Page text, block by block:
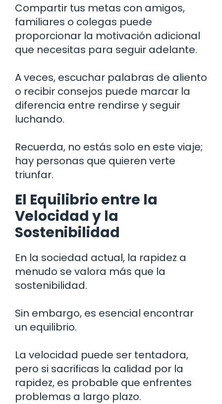
Compartir tus metas con amigos,
familiares o colegas puede
proporcionar la motivación adicional
que necesitas para seguir adelante.
A veces, escuchar palabras de aliento
o recibir consejos puede marcar la
diferencia entre rendirse y seguir
luchando.
Recuerda, no estás solo en este viaje;
hay personas que quieren verte
triunfar.
El Equilibrio entre la
Velocidad y la
Sostenibilidad
En la sociedad actual, la rapidez a
menudo se valora más que la
sostenibilidad.
Sin embargo, es esencial encontrar
un equilibrio.
La velocidad puede ser tentadora,
pero si sacrificas la calidad por la
rapidez, es probable que enfrentes
problemas a largo plazo.